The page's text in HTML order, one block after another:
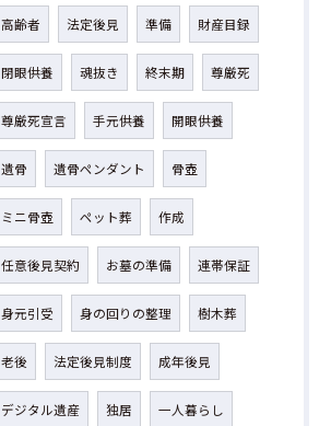
高齢者 法定後見 準備 財産目録
閉眼供養 魂抜き 終末期 尊厳死
尊厳死宣言 手元供養 開眼供養
遺骨 遺骨ペンダント 骨壺
ミニ骨壺 ペット葬 作成
任意後見契約 お墓の準備 連帯保証
身元引受 身の回りの整理 樹木葬
老後 法定後見制度 成年後見
デジタル遺産 独居 一人暮らし